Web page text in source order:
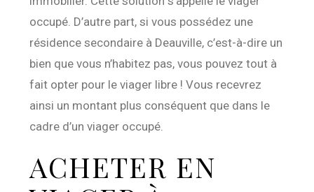
occupé. D’autre part, si vous possédez une
résidence secondaire à Deauville, c’est-à-dire un
bien que vous n’habitez pas, vous pouvez tout à
fait opter pour le viager libre ! Vous recevrez
ainsi un montant plus conséquent que dans le
cadre d’un viager occupé.
ACHETER EN